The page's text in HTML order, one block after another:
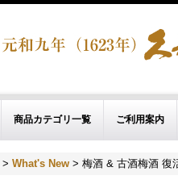
商品カテゴリ一覧 ご利用案内
> What's New > 梅酒 & 古酒梅酒 復